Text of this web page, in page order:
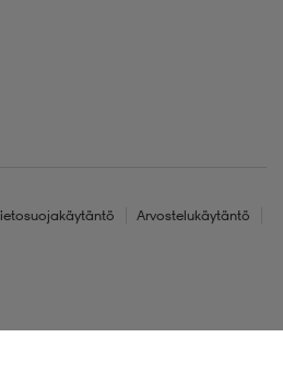
Arvostelukäytäntö